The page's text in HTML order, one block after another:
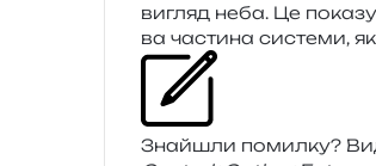
вигляд неба. Це
ва части­на систе­ми,
Знайшли помил­ку?